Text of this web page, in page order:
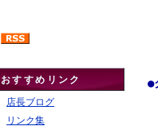
おすすめリンク
店長ブログ
リンク集
●